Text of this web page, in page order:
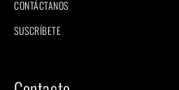
CONTÁCTANOS
SUSCRÍBETE